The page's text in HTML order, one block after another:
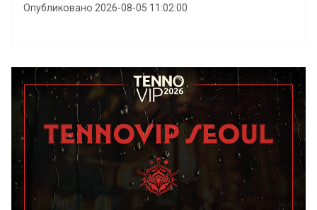
Опубликовано 2026-08-05 11:02:00